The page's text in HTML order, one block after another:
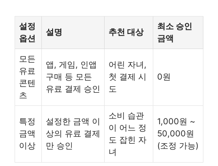
설정
옵션
설명 추천 대상
최소 승인
금액
모든
유료
콘텐
츠
앱, 게임, 인앱
구매 등 모든
유료 결제 승인
어린 자녀,
첫 결제 시
도
0원
특정
금액
이상
설정한 금액 이
상의 유료 결제
만 승인
소비 습관
이 어느 정
도 잡힌 자
녀
1,000원 ~
50,000원
(조정 가능)